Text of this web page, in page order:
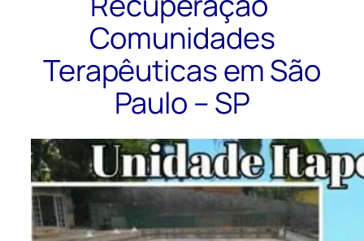
Comunidades
Terapêuticas em São
Paulo – SP